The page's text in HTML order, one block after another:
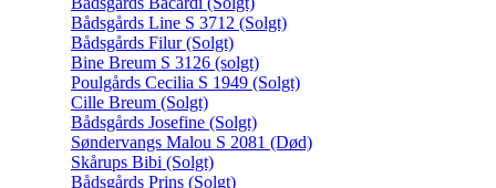
Bådsgårds Line S 3712 (Solgt)
Bådsgårds Filur (Solgt)
Bine Breum S 3126 (solgt)
Poulgårds Cecilia S 1949 (Solgt)
Cille Breum (Solgt)
Bådsgårds Josefine (Solgt)
Søndervangs Malou S 2081 (Død)
Skårups Bibi (Solgt)
Bådsgårds Prins (Solgt)